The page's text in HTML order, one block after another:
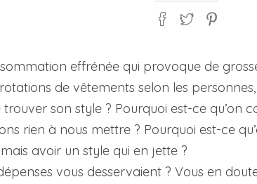
effrénée qui provoque de
de vêtements selon les
son style ? Pourquoi est-ce qu’on
rien à nous mettre ? Pourquoi est-ce
avoir un style qui en jette ?
vous desservaient ? Vous en